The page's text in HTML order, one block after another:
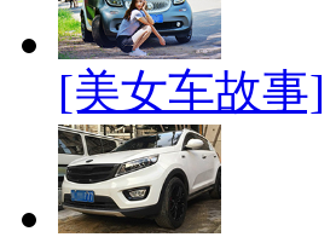
[美女车故事]